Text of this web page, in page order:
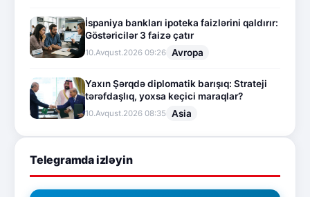
İspaniya bankları ipoteka faizlərini qaldırır:
Göstəricilər 3 faizə çatır
10.Avqust.2026 09:26 Avropa
Yaxın Şərqdə diplomatik barışıq: Strateji
tərəfdaşlıq, yoxsa keçici maraqlar?
10.Avqust.2026 08:35 Asia
Telegramda izləyin